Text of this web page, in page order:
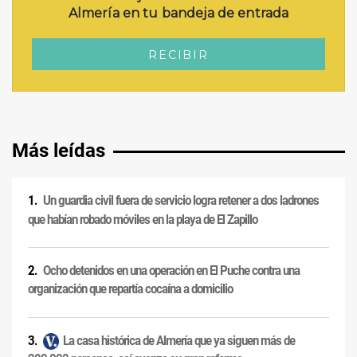
Más leídas
Un guardia civil fuera de servicio logra retener a dos ladrones
que habían robado móviles en la playa de El Zapillo
Ocho detenidos en una operación en El Puche contra una
organización que repartía cocaína a domicilio
La casa histórica de Almería que ya siguen más de